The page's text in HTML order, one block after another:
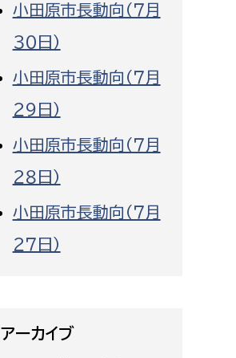
小田原市長動向（７月
３０日）
小田原市長動向（７月
２９日）
小田原市長動向（７月
２８日）
小田原市長動向（７月
２７日）
アーカイブ